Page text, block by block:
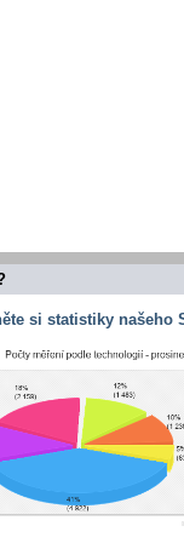
si statistiky našeho